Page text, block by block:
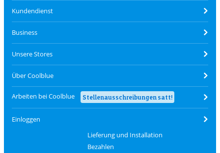
Kundendienst
Business
Unsere Stores
Über Coolblue
Arbeiten bei Coolblue Stellenausschreibungen satt!
Einloggen
Lieferung und Installation
Bezahlen